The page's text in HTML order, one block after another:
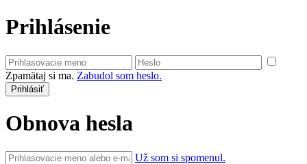
Prihlásenie
Zpamätaj si ma. Zabudol som heslo.
Obnova hesla
Už som si spomenul.